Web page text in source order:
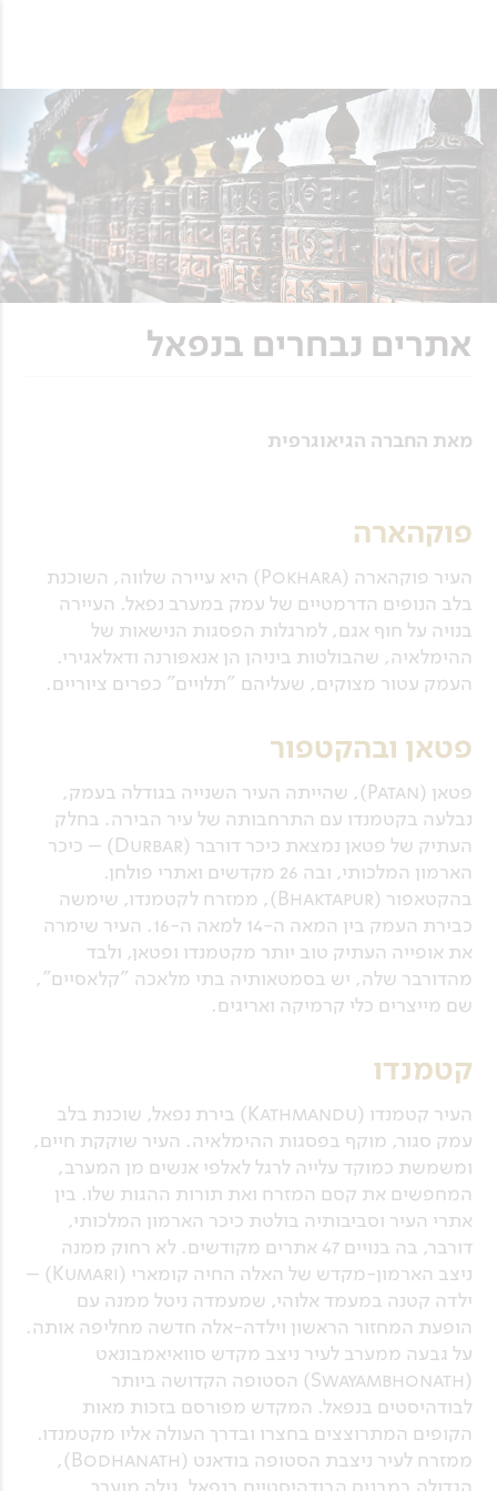
אתרים נבחרים בנפאל
מאת החברה הגיאוגרפית
פוקהארה
העיר פוקהארה (Pokhara) היא עיירה שלווה, השוכנת
בלב הנופים הדרמטיים של עמק במערב נפאל. העיירה
בנויה על חוף אגם, למרגלות הפסגות הנישאות של
ההימלאיה, שהבולטות ביניהן הן אנאפּורנה ודאלאגירי.
העמק עטור מצוקים, שעליהם "תלויים" כפרים ציוריים.
פטאן ובהקטפור
פטאן (Patan), שהייתה העיר השנייה בגודלה בעמק,
נבלעה בקטמנדו עם התרחבותה של עיר הבירה. בחלק
העתיק של פטאן נמצאת כיכר דורבר (Durbar) – כיכר
הארמון המלכותי, ובה 26 מקדשים ואתרי פולחן.
בהקטאפור (Bhaktapur), ממזרח לקטמנדו, שימשה
כבירת העמק בין המאה ה-14 למאה ה-16. העיר שימרה
את אופייה העתיק טוב יותר מקטמנדו ופטאן, ולבד
מהדורבר שלה, יש בסמטאותיה בתי מלאכה "קלאסיים",
שם מייצרים כלי קרמיקה ואריגים.
קטמנדו
העיר קטמנדו (Kathmandu) בירת נפאל, שוכנת בלב
עמק סגור, מוקף בפסגות ההימלאיה. העיר שוקקת חיים,
ומשמשת כמוקד עלייה לרגל לאלפי אנשים מן המערב,
המחפשים את קסם המזרח ואת תורות ההגות שלו. בין
אתרי העיר וסביבותיה בולטת כיכר הארמון המלכותי,
דורבר, בה בנויים 47 אתרים מקודשים. לא רחוק ממנה
ניצב הארמון-מקדש של האלה החיה קומארי (Kumari) –
ילדה קטנה במעמד אלוהי, שמעמדה ניטל ממנה עם
הופעת המחזור הראשון וילדה-אלה חדשה מחליפה אותה.
על גבעה ממערב לעיר ניצב מקדש סוואיאמבונאט
(Swayambhonath) הסטופה הקדושה ביותר
לבודהיסטים בנפאל. המקדש מפורסם בזכות מאות
הקופים המתרוצצים בחצרו ובדרך העולה אליו מקטמנדו.
ממזרח לעיר ניצבת הסטופה בודאנט (Bodhanath),